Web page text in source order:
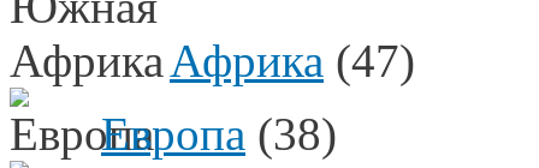
Африка (47)
Европа (38)